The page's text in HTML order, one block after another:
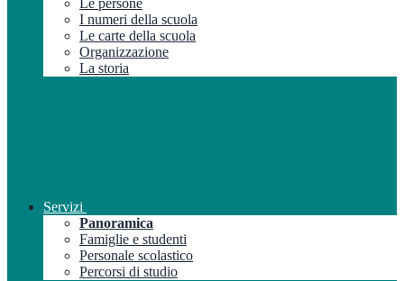
Le persone
I numeri della scuola
Le carte della scuola
Organizzazione
La storia
Servizi
Panoramica
Famiglie e studenti
Personale scolastico
Percorsi di studio